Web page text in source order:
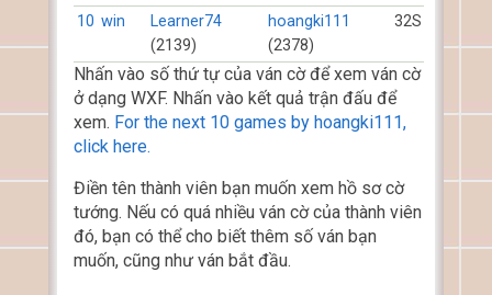
10 win
Learner74
(2139)
hoangki111
(2378)
32S
Nhấn vào số thứ tự của ván cờ để xem ván cờ
ở dạng WXF. Nhấn vào kết quả trận đấu để
xem. For the next 10 games by hoangki111,
click here.
Điền tên thành viên bạn muốn xem hồ sơ cờ
tướng. Nếu có quá nhiều ván cờ của thành viên
đó, bạn có thể cho biết thêm số ván bạn
muốn, cũng như ván bắt đầu.